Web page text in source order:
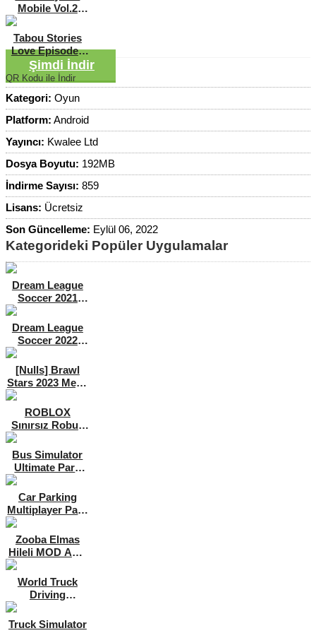
Mobile Vol.2
Hileli MOD APK
[v1.4]
Tabou Stories
Love Episodes
Elmas Hileli
MOD APK
[v2.11]
Şimdi İndir
QR Kodu ile İndir
Kategori: Oyun
Platform: Android
Yayıncı: Kwalee Ltd
Dosya Boyutu: 192MB
İndirme Sayısı: 859
Lisans: Ücretsiz
Son Güncelleme: Eylül 06, 2022
Kategorideki Popüler Uygulamalar
Dream League
Soccer 2021
Para Hileli MOD
APK [v8.31]
Dream League
Soccer 2022
Para Hileli MOD
APK [v9.12]
[Nulls] Brawl
Stars 2023 Mega
Hileli MOD APK
[v47.227]
ROBLOX
Sınırsız Robux
Hileli MOD APK
[v2.589.593]
Bus Simulator
Ultimate Para
Hileli MOD APK
[v1.5.2]
Car Parking
Multiplayer Para
Hileli MOD APK
[v4.8.12.6]
Zooba Elmas
Hileli MOD APK
World Truck
Driving
Simulator Para
Hileli MOD APK
Truck Simulator